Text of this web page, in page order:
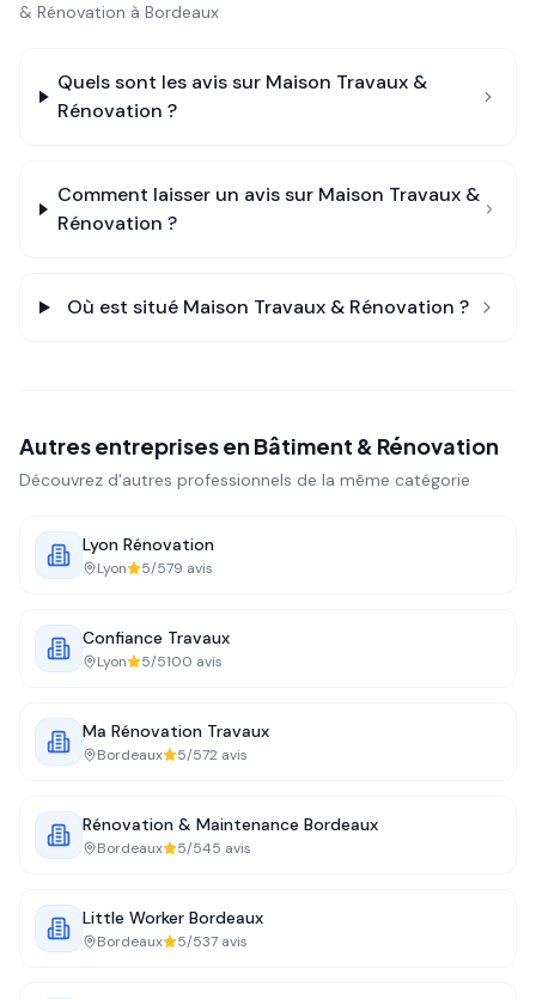
& Rénovation à Bordeaux
Quels sont les avis sur Maison Travaux &
Rénovation ?
Comment laisser un avis sur Maison Travaux &
Rénovation ?
Où est situé Maison Travaux & Rénovation ?
Autres entreprises en Bâtiment & Rénovation
Découvrez d'autres professionnels de la même catégorie
Lyon Rénovation
Lyon 5/579 avis
Confiance Travaux
Lyon 5/5100 avis
Ma Rénovation Travaux
Bordeaux 5/572 avis
Rénovation & Maintenance Bordeaux
Bordeaux 5/545 avis
Little Worker Bordeaux
Bordeaux 5/537 avis